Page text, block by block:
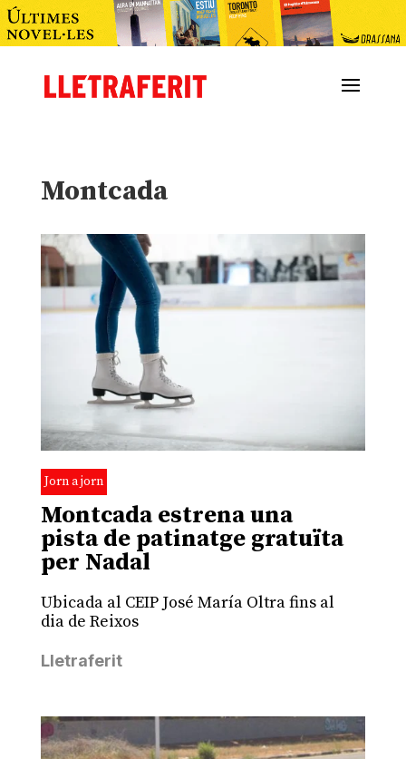
Montcada
Jorn a jorn
Montcada estrena una
pista de patinatge gratuïta
per Nadal
Ubicada al CEIP José María Oltra fins al
dia de Reixos
Lletraferit